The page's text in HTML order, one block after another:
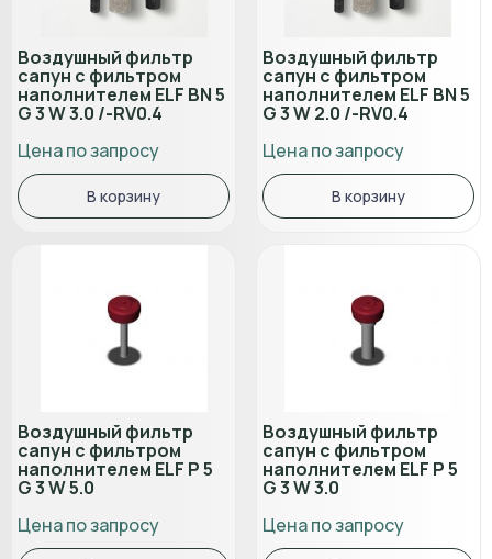
Воздушный фильтр
сапун с фильтром
наполнителем ELF BN 5
G 3 W 3.0 /-RV0.4
Цена по запросу
В корзину
Воздушный фильтр
сапун с фильтром
наполнителем ELF BN 5
G 3 W 2.0 /-RV0.4
Цена по запросу
В корзину
Воздушный фильтр
сапун с фильтром
наполнителем ELF P 5
G 3 W 5.0
Цена по запросу
Воздушный фильтр
сапун с фильтром
наполнителем ELF P 5
G 3 W 3.0
Цена по запросу